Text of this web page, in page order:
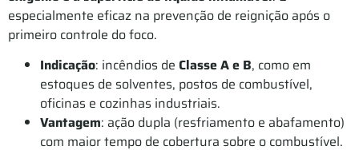
especialmente eficaz na prevenção de reignição após o
primeiro controle do foco.
Indicação: incêndios de Classe A e B, como em
estoques de solventes, postos de combustível,
oficinas e cozinhas industriais.
Vantagem: ação dupla (resfriamento e abafamento)
com maior tempo de cobertura sobre o combustível.